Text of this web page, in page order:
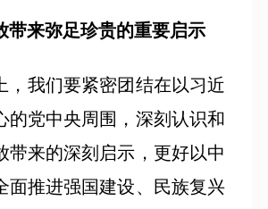
带来弥足珍贵的重要启示
，我们要紧密团结在以习近
的党中央周围，深刻认识和
带来的深刻启示，更好以中
面推进强国建设、民族复兴